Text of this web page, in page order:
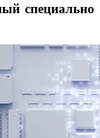
специально